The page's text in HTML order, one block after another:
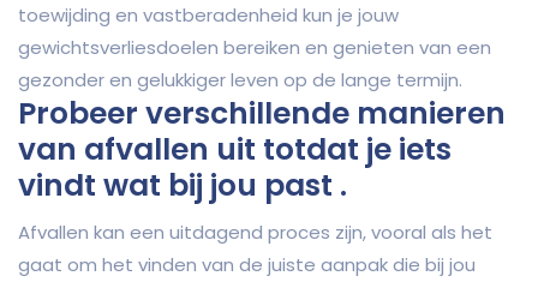
toewijding en vastberadenheid kun je jouw
gewichtsverliesdoelen bereiken en genieten van een
gezonder en gelukkiger leven op de lange termijn.
Probeer verschillende manieren
van afvallen uit totdat je iets
vindt wat bij jou past .
Afvallen kan een uitdagend proces zijn, vooral als het
gaat om het vinden van de juiste aanpak die bij jou